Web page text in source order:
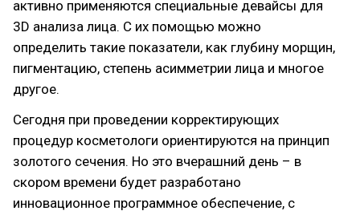
активно применяются специальные девайсы для
3D анализа лица. С их помощью можно
определить такие показатели, как глубину морщин,
пигментацию, степень асимметрии лица и многое
другое.
Сегодня при проведении корректирующих
процедур косметологи ориентируются на принцип
золотого сечения. Но это вчерашний день – в
скором времени будет разработано
инновационное программное обеспечение, с